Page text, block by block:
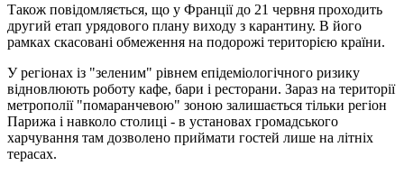
Також повідомляється, що у Франції до 21 червня проходить
другий етап урядового плану виходу з карантину. В його
рамках скасовані обмеження на подорожі територією країни.
У регіонах із "зеленим" рівнем епідеміологічного ризику
відновлюють роботу кафе, бари і ресторани. Зараз на території
метрополії "помаранчевою" зоною залишається тільки регіон
Парижа і навколо столиці - в установах громадського
харчування там дозволено приймати гостей лише на літніх
терасах.